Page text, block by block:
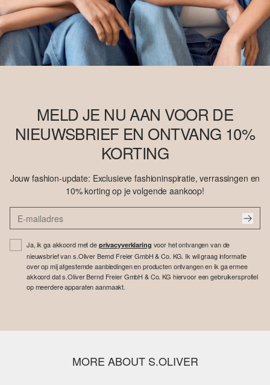
MELD JE NU AAN VOOR DE
NIEUWSBRIEF EN ONTVANG 10%
KORTING
Jouw fashion-update: Exclusieve fashioninspiratie, verrassingen en
10% korting op je volgende aankoop!
Ja, ik ga akkoord met de privacyverklaring voor het ontvangen van de
nieuwsbrief van s.Oliver Bernd Freier GmbH & Co. KG. Ik wil graag informatie
over op mij afgestemde aanbiedingen en producten ontvangen en ik ga ermee
akkoord dat s.Oliver Bernd Freier GmbH & Co. KG hiervoor een gebruikersprofiel
op meerdere apparaten aanmaakt.
MORE ABOUT S.OLIVER